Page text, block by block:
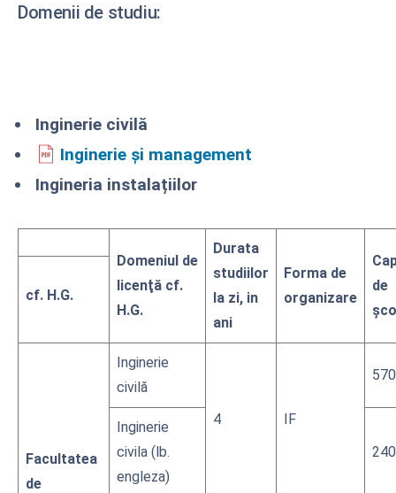
Domenii de studiu:
Inginerie civilă
Inginerie și management
Ingineria instalațiilor
Domeniul de
licenţă cf.
H.G.
Durata
studiilor
la zi, in
ani
Forma de
organizare
de
cf. H.G.
Facultatea
de
Inginerie
civilă
4
IF
570
Inginerie
civila (lb.
engleza)
240